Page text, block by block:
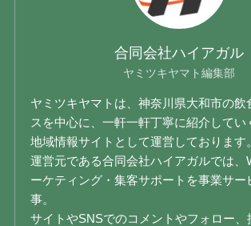
合同会社ハイアガル
ヤミツキヤマト編集部
ヤミツキヤマトは、神奈川県大和市の飲
スを中心に、一軒一軒丁寧に紹介してい
地域情報サイトとして運営しております。
運営元である合同会社ハイアガルでは、
ーケティング・集客サポートを事業サー
事。
サイトやSNSでのコメントやフォロー、